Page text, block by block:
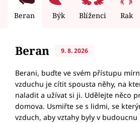
Beran Býk Blíženci Rak
Beran 9. 8. 2026
Berani, buďte ve svém přístupu
vzduchu je cítit spousta něhy, na
naladit a užívat si ji. Udělejte něco
domova. Usmiřte se s lidmi, se
vzduch, aby vztahy byly v